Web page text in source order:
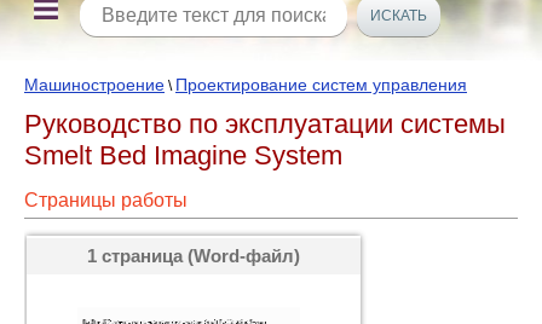
Машиностроение \ Проектирование систем управления
Руководство по эксплуатации системы
Smelt Bed Imagine System
Страницы работы
1 страница (Word-файл)